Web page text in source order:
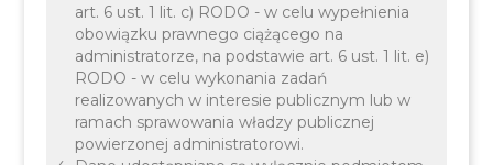
Teatr Albertus
art. 6 ust. 1 lit. c) RODO - w celu wypełnienia
obowiązku prawnego ciążącego na
administratorze, na podstawie art. 6 ust. 1 lit. e)
RODO - w celu wykonania zadań
realizowanych w interesie publicznym lub w
ramach sprawowania władzy publicznej
powierzonej administratorowi.